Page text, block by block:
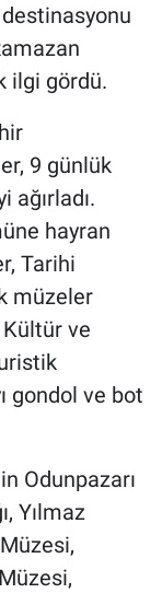
ilgi gördü.
9 günlük
hayran
Tarihi
müzeler
ve
gondol ve bot
Odunpazarı
Yılmaz